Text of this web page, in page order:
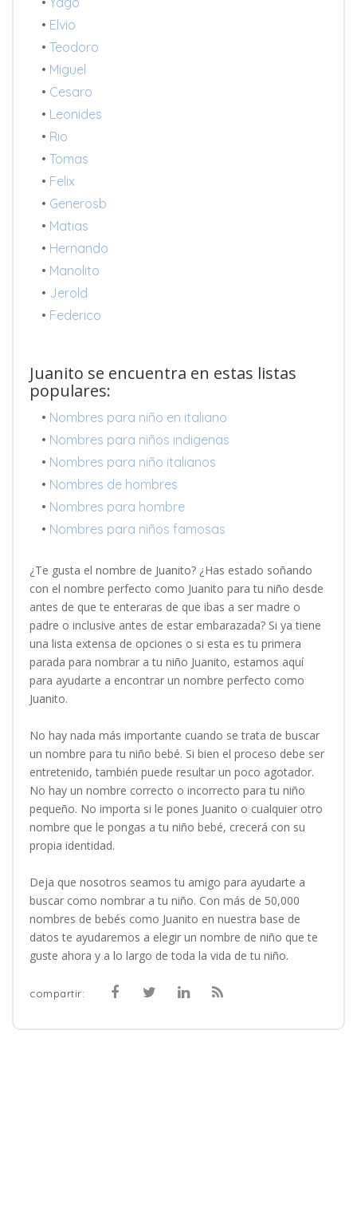
• Elvio
• Teodoro
• Miguel
• Cesaro
• Leonides
• Rio
• Tomas
• Felix
• Generosb
• Matias
• Hernando
• Manolito
• Jerold
• Federico
Juanito se encuentra en estas listas
populares:
• Nombres para niño en italiano
• Nombres para niños indigenas
• Nombres para niño italianos
• Nombres de hombres
• Nombres para hombre
• Nombres para niños famosas
¿Te gusta el nombre de Juanito? ¿Has estado soñando
con el nombre perfecto como Juanito para tu niño desde
antes de que te enteraras de que ibas a ser madre o
padre o inclusive antes de estar embarazada? Si ya tiene
una lista extensa de opciones o si esta es tu primera
parada para nombrar a tu niño Juanito, estamos aquí
para ayudarte a encontrar un nombre perfecto como
Juanito.
No hay nada más importante cuando se trata de buscar
un nombre para tu niño bebé. Si bien el proceso debe ser
entretenido, también puede resultar un poco agotador.
No hay un nombre correcto o incorrecto para tu niño
pequeño. No importa si le pones Juanito o cualquier otro
nombre que le pongas a tu niño bebé, crecerá con su
propia identidad.
Deja que nosotros seamos tu amigo para ayudarte a
buscar como nombrar a tu niño. Con más de 50,000
nombres de bebés como Juanito en nuestra base de
datos te ayudaremos a elegir un nombre de niño que te
guste ahora y a lo largo de toda la vida de tu niño.
compartir: